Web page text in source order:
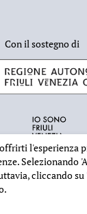
Con il sostegno di
l'esperienza
Selezionando
cliccando su